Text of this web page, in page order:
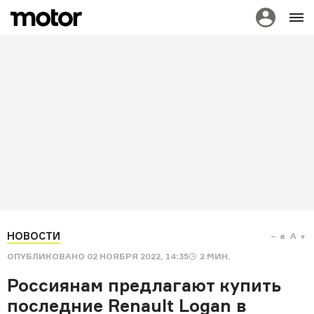
НОВОСТИ
ОПУБЛИКОВАНО 02 НОЯБРЯ 2022, 14:35 2 МИН.
a A
Россиянам предлагают купить
последние Renault Logan в